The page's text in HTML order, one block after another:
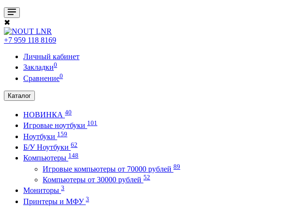
✖
+7 959 118 8169
Личный кабинет
Закладки0
Сравнение0
Каталог
НОВИНКА 40
Игровые ноутбуки 101
Ноутбуки 159
Б/У Ноутбуки 62
Компьютеры 148
Игровые компьютеры от 70000 рублей 89
Компьютеры от 30000 рублей 52
Мониторы 3
Принтеры и МФУ 3